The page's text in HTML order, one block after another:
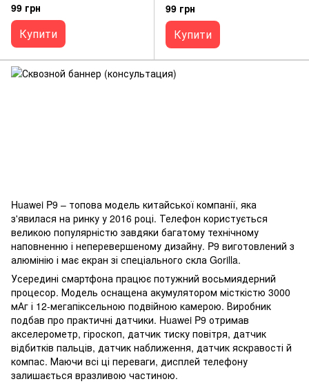
99 грн
Купити
99 грн
Купити
Huawei P9 – топова модель китайської компанії, яка
з'явилася на ринку у 2016 році. Телефон користується
великою популярністю завдяки багатому технічному
наповненню і неперевершеному дизайну. P9 виготовлений з
алюмінію і має екран зі спеціального скла Gorilla.
Усередині смартфона працює потужний восьмиядерний
процесор. Модель оснащена акумулятором місткістю 3000
мАг і 12-мегапіксельною подвійною камерою. Виробник
подбав про практичні датчики. Huawei P9 отримав
акселерометр, гіроскоп, датчик тиску повітря, датчик
відбитків пальців, датчик наближення, датчик яскравості й
компас. Маючи всі ці переваги, дисплей телефону
залишається вразливою частиною.